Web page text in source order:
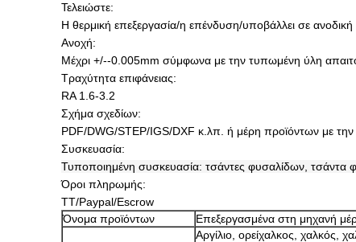
Τελειώστε:
Η θερμική επεξεργασία/η επένδυση/υποβάλλει σε ανοδική
Ανοχή:
Μέχρι +/--0.005mm σύμφωνα με την τυπωμένη ύλη
Τραχύτητα επιφάνειας:
RA 1.6-3.2
Σχήμα σχεδίων:
PDF/DWG/STEP/IGS/DXF κ.λπ. ή μέρη προϊόντων με την
Συσκευασία:
Τυποποιημένη συσκευασία: τσάντες φυσαλίδων, τσάντα
Όροι πληρωμής:
TT/Paypal/Escrow
Όνομα προϊόντων
Επεξεργασμένα στη μηχανή
Αργίλιο, ορείχαλκος, χαλκός,